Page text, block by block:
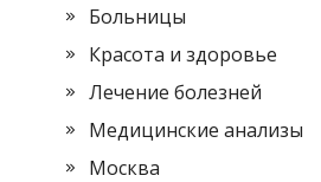
Больницы
Красота и здоровье
Лечение болезней
Медицинские анализы
Москва